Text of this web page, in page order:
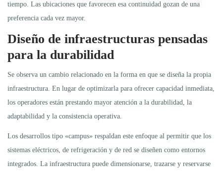
tiempo. Las ubicaciones que favorecen esa continuidad gozan de una
preferencia cada vez mayor.
Diseño de infraestructuras pensadas
para la durabilidad
Se observa un cambio relacionado en la forma en que se diseña la propia
infraestructura. En lugar de optimizarla para ofrecer capacidad inmediata,
los operadores están prestando mayor atención a la durabilidad, la
adaptabilidad y la consistencia operativa.
Los desarrollos tipo «campus» respaldan este enfoque al permitir que los
sistemas eléctricos, de refrigeración y de red se diseñen como entornos
integrados. La infraestructura puede dimensionarse, trazarse y reservarse